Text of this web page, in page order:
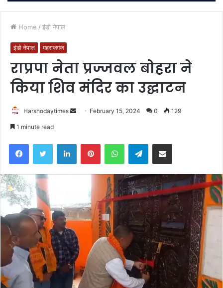
Home / इंडो नेपाल
इंडो नेपाल महराजगंज
राप्रपा नेता प्रज्जवल बोहरा ने
किया शिव मंदिर का उद्घाटन
Harshodaytimes
Send February 15, 2024 0 129
1 minute read
FacebookTwitter LinkedInPinterestWhatsAppTelegramShare via Email